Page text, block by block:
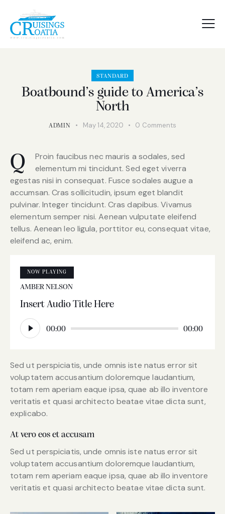
STANDARD
Boatbound’s guide to America’s
North
ADMIN May 14, 2020 0 Comments
Q
Proin faucibus nec mauris a sodales, sed
elementum mi tincidunt. Sed eget viverra
egestas nisi in consequat. Fusce sodales augue a
accumsan. Cras sollicitudin, ipsum eget blandit
pulvinar. Integer tincidunt. Cras dapibus. Vivamus
elementum semper nisi. Aenean vulputate eleifend
tellus. Aenean leo ligula, porttitor eu, consequat vitae,
eleifend ac, enim.
NOW PLAYING
AMBER NELSON
Insert Audio Title Here
Audio
Player
00:00 00:00
Sed ut perspiciatis, unde omnis iste natus error sit
voluptatem accusantium doloremque laudantium,
totam rem aperiam eaque ipsa, quae ab illo inventore
veritatis et quasi architecto beatae vitae dicta sunt,
explicabo.
At vero eos et accusam
Sed ut perspiciatis, unde omnis iste natus error sit
voluptatem accusantium doloremque laudantium,
totam rem aperiam eaque ipsa, quae ab illo inventore
veritatis et quasi architecto beatae vitae dicta sunt.